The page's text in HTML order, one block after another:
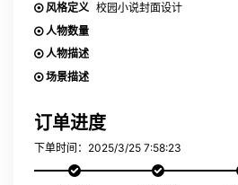
风格定义 校园小说封面设计
人物数量
人物描述
场景描述
订单进度
下单时间：2025/3/25 7:58:23